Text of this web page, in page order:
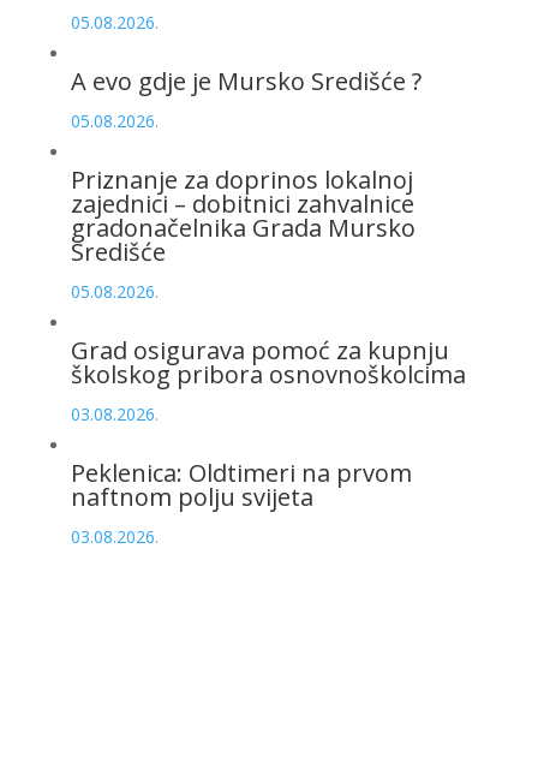
05.08.2026.
A evo gdje je Mursko Središće ?
05.08.2026.
Priznanje za doprinos lokalnoj
zajednici – dobitnici zahvalnice
gradonačelnika Grada Mursko
Središće
05.08.2026.
Grad osigurava pomoć za kupnju
školskog pribora osnovnoškolcima
03.08.2026.
Peklenica: Oldtimeri na prvom
naftnom polju svijeta
03.08.2026.